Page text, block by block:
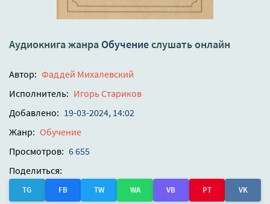
Аудиокнига жанра Обучениеслушать онлайн
Автор: Фаддей Михалевский
Исполнитель: Игорь Стариков
Добавлено: 19-03-2024, 14:02
Жанр: Обучение
Просмотров: 6 655
Поделиться:
TG FB TW WA VB PT VK